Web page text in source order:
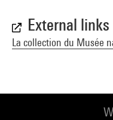
External links
La collection du Musée